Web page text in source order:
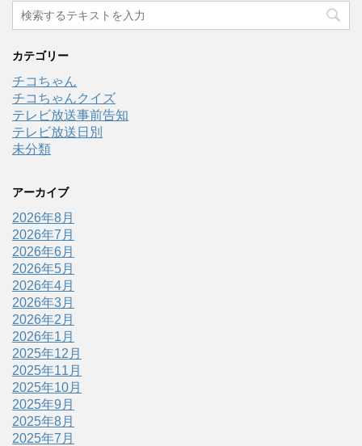
カテゴリー
チコちゃん
チコちゃんクイズ
テレビ放送事前告知
テレビ放送日別
未分類
アーカイブ
2026年8月
2026年7月
2026年6月
2026年5月
2026年4月
2026年3月
2026年2月
2026年1月
2025年12月
2025年11月
2025年10月
2025年9月
2025年8月
2025年7月